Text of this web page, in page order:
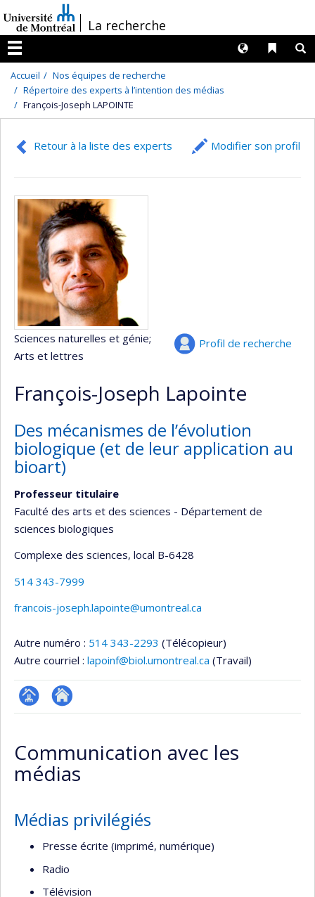
au
contenu
/La recherche
Menu
Liens
Langues
Accueil
Nos équipes de recherche
Répertoire des experts à l’intention des médias
François-Joseph LAPOINTE
Retour à la liste des experts Modifier son profil
Profil de recherche
Sciences naturelles et génie;
Arts et lettres
François-Joseph Lapointe
Des mécanismes de l’évolution
biologique (et de leur application au
bioart)
Professeur titulaire
Faculté des arts et des sciences - Département de
sciences biologiques
Complexe des sciences, local B-6428
514 343-7999
francois-joseph.lapointe@umontreal.ca
Autre numéro : 514 343-2293 (Télécopieur)
Autre courriel : lapoinf@biol.umontreal.ca (Travail)
Page
(faculté,département,école)
Autre
web
Communication avec les
médias
Médias privilégiés
Presse écrite (imprimé, numérique)
Radio
Télévision